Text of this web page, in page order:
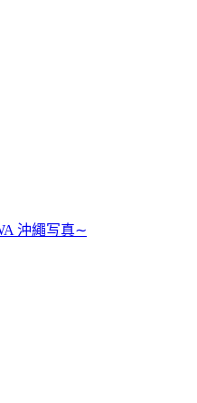
沖繩写真∼